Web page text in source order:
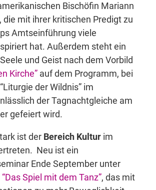
Bischöfin Mariann
die mit ihrer kritischen Predigt zu
Amtseinführung viele
hat. Außerdem steht ein
und Geist nach dem Vorbild
Kirche”auf dem Programm, bei
der Wildnis” im
der Tagnachtgleiche am
gefeiert wird.
ist der Bereich Kulturim
Neu ist ein
Ende September unter
“Das Spiel mit dem Tanz”, das mit